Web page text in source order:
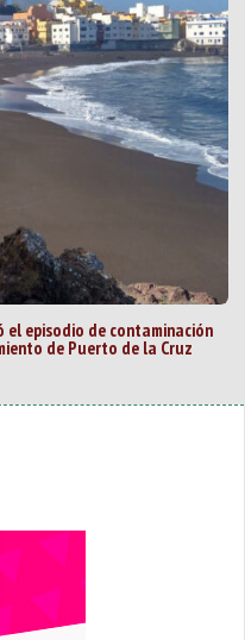
el episodio de contaminación
de Puerto de la Cruz